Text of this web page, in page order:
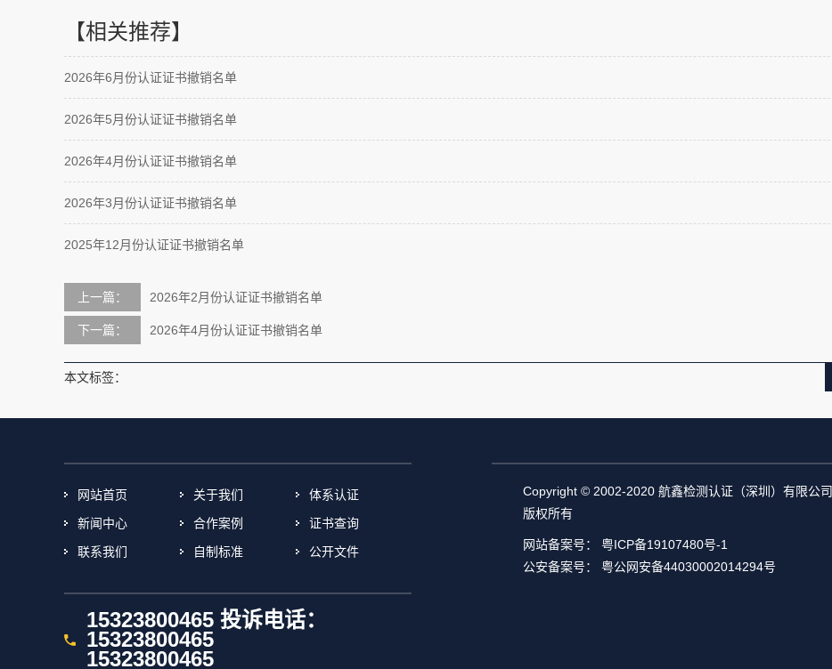
【相关推荐】
2026年6月份认证证书撤销名单
2026年5月份认证证书撤销名单
2026年4月份认证证书撤销名单
2026年3月份认证证书撤销名单
2025年12月份认证证书撤销名单
上一篇： 2026年2月份认证证书撤销名单
下一篇： 2026年4月份认证证书撤销名单
本文标签：
网站首页 关于我们
体系认证
新闻中心
合作案例
证书查询
联系我们
自制标准 公开文件
15323800465 投诉电话：
15323800465
15323800465
Copyright © 2002-2020 航鑫检测认证（深圳）有限公司
版权所有
网站备案号： 粤ICP备19107480号-1
公安备案号： 粤公网安备44030002014294号